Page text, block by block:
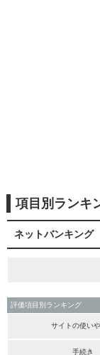
項目別ランキ
ネットバンキング
評価項目別ランキング
サイトの使い
手続き